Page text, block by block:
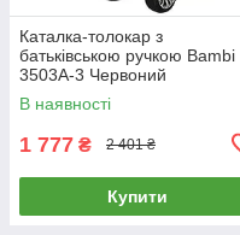
Каталка-толокар з
батьківською ручкою Bambi
3503A-3 Червоний
В наявності
1 777 ₴ 2 401 ₴
Купити